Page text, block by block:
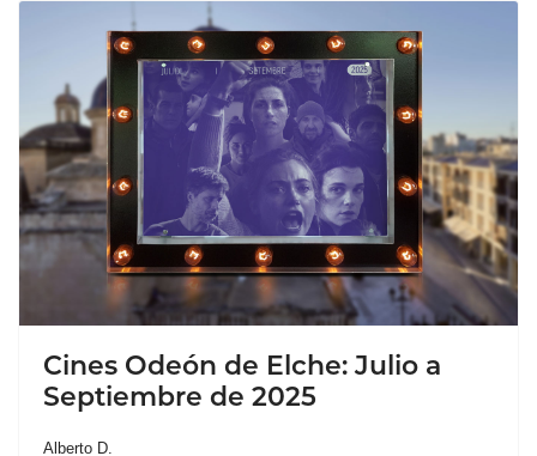
Cines Odeón de Elche: Julio a
Septiembre de 2025
Alberto D.